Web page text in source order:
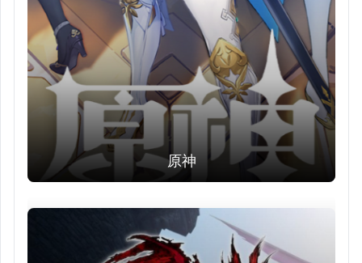
原神